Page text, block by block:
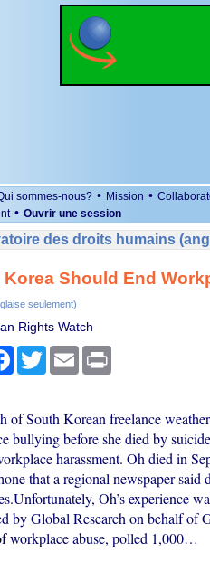
sommes-nous? • Mission •
• Ouvrir une session
des droits humains
Should End
seulement)
Rights Watch
Facebook
TwitterEmail Print
of South Korean freelance
bullying before she died by
harassment. Oh died in
that a regional newspaper said
Oh’s experience
by Global Research on behalf of
workplace abuse, polled 1,000…